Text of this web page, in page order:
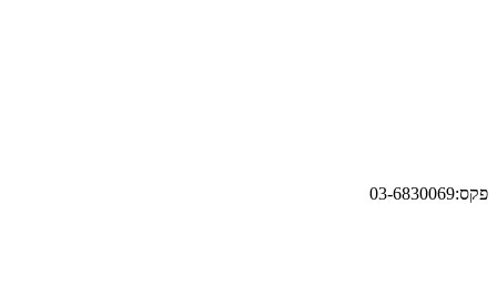
פקס:03-6830069